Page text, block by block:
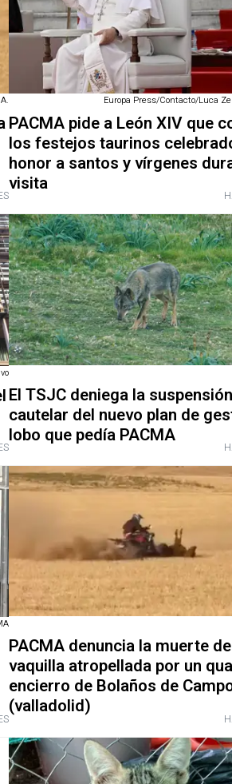
Europa Press/Contacto/Luca
PACMA pide a León XIV que
los festejos taurinos
honor a santos y vírgenes
visita
El TSJC deniega la suspensión
cautelar del nuevo plan de
lobo que pedía PACMA
PACMA denuncia la muerte
vaquilla atropellada por un
encierro de Bolaños de
(valladolid)